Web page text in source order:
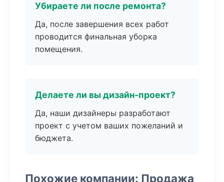
Убираете ли после ремонта?
Да, после завершения всех работ
проводится финальная уборка
помещения.
Делаете ли вы дизайн-проект?
Да, наши дизайнеры разработают
проект с учетом ваших пожеланий и
бюджета.
Похожие компании: Продажа